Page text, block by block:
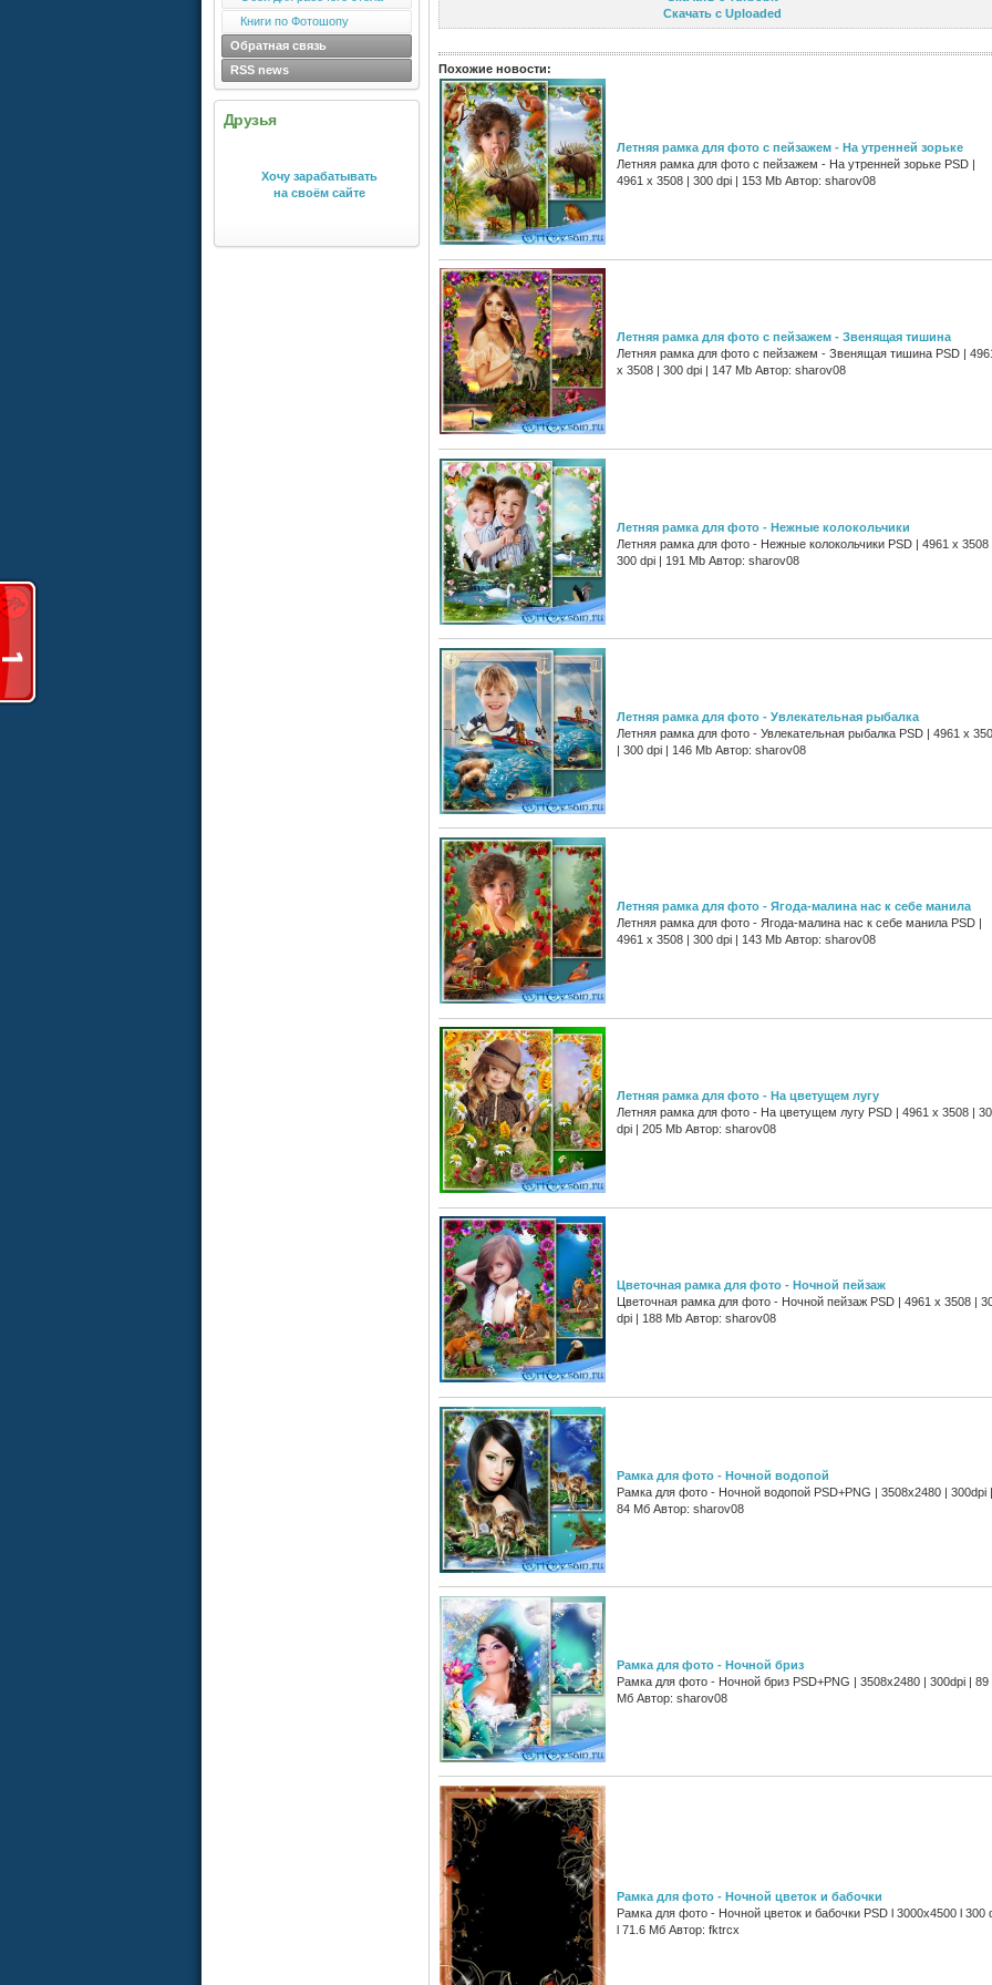
Книги по Фотошопу
Обратная связь
RSS news
Друзья
Хочу зарабатывать
на своём сайте
Скачать с Uploaded
Похожие новости:
Летняя рамка для фото с пейзажем - На утренней зорьке
Летняя рамка для фото с пейзажем - На утренней зорьке PSD |
4961 х 3508 | 300 dpi | 153 Mb Автор: sharov08
Летняя рамка для фото с пейзажем - Звенящая тишина
Летняя рамка для фото с пейзажем - Звенящая тишина PSD |
х 3508 | 300 dpi | 147 Mb Автор: sharov08
Летняя рамка для фото - Нежные колокольчики
Летняя рамка для фото - Нежные колокольчики PSD | 4961 х 3508
300 dpi | 191 Mb Автор: sharov08
Летняя рамка для фото - Увлекательная рыбалка
Летняя рамка для фото - Увлекательная рыбалка PSD | 4961 х
| 300 dpi | 146 Mb Автор: sharov08
Летняя рамка для фото - Ягода-малина нас к себе манила
Летняя рамка для фото - Ягода-малина нас к себе манила PSD |
4961 х 3508 | 300 dpi | 143 Mb Автор: sharov08
Летняя рамка для фото - На цветущем лугу
Летняя рамка для фото - На цветущем лугу PSD | 4961 х 3508 |
dpi | 205 Mb Автор: sharov08
Цветочная рамка для фото - Ночной пейзаж
Цветочная рамка для фото - Ночной пейзаж PSD | 4961 х 3508 |
dpi | 188 Mb Автор: sharov08
Рамка для фото - Ночной водопой
Рамка для фото - Ночной водопой PSD+PNG | 3508x2480 | 300dpi |
84 Мб Автор: sharov08
Рамка для фото - Ночной бриз
Рамка для фото - Ночной бриз PSD+PNG | 3508x2480 | 300dpi | 89
Мб Автор: sharov08
Рамка для фото - Ночной цветок и бабочки
Рамка для фото - Ночной цветок и бабочки PSD l 3000x4500 l 300
l 71.6 Мб Автор: fktrcx